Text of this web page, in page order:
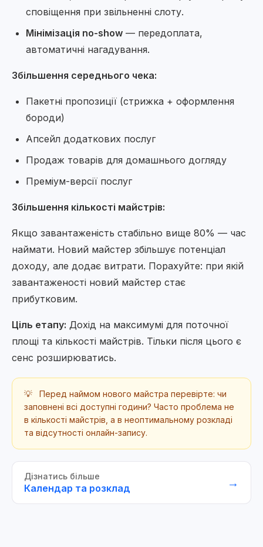
сповіщення при звільненні слоту.
Мінімізація no-show — передоплата,
автоматичні нагадування.
Збільшення середнього чека:
Пакетні пропозиції (стрижка + оформлення
бороди)
Апсейл додаткових послуг
Продаж товарів для домашнього догляду
Преміум-версії послуг
Збільшення кількості майстрів:
Якщо завантаженість стабільно вище 80% — час
наймати. Новий майстер збільшує потенціал
доходу, але додає витрати. Порахуйте: при якій
завантаженості новий майстер стає
прибутковим.
Ціль етапу: Дохід на максимумі для поточної
площі та кількості майстрів. Тільки після цього є
сенс розширюватись.
💡
Перед наймом нового майстра перевірте: чи
заповнені всі доступні години? Часто проблема не
в кількості майстрів, а в неоптимальному розкладі
та відсутності онлайн-запису.
Дізнатись більше
Календар та розклад →